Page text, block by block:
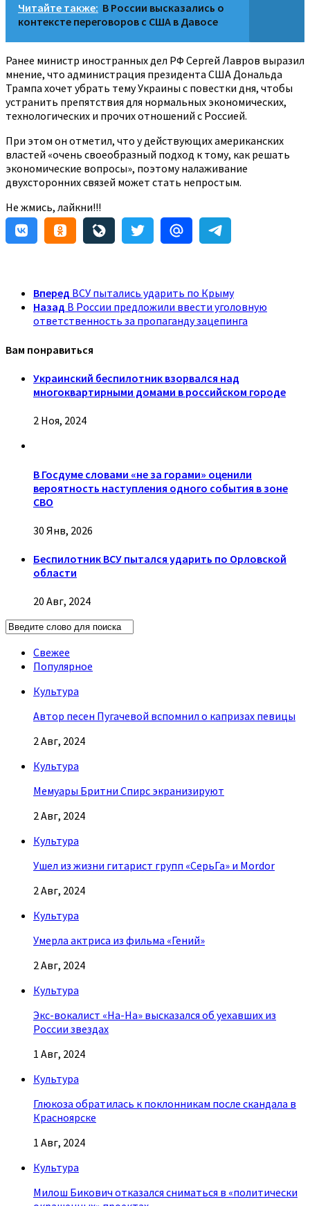
Читайте также: В России высказались о
контексте переговоров с США в Давосе
Ранее министр иностранных дел РФ Сергей Лавров выразил
мнение, что администрация президента США Дональда
Трампа хочет убрать тему Украины с повестки дня, чтобы
устранить препятствия для нормальных экономических,
технологических и прочих отношений с Россией.
При этом он отметил, что у действующих американских
властей «очень своеобразный подход к тому, как решать
экономические вопросы», поэтому налаживание
двухсторонних связей может стать непростым.
Не жмись, лайкни!!!
Вперед ВСУ пытались ударить по Крыму
Назад В России предложили ввести уголовную
ответственность за пропаганду зацепинга
Вам понравиться
Украинский беспилотник взорвался над
многоквартирными домами в российском городе
2 Ноя, 2024
В Госдуме словами «не за горами» оценили
вероятность наступления одного события в зоне
СВО
30 Янв, 2026
Беспилотник ВСУ пытался ударить по Орловской
области
20 Авг, 2024
Свежее
Популярное
Культура
Автор песен Пугачевой вспомнил о капризах певицы
2 Авг, 2024
Культура
Мемуары Бритни Спирс экранизируют
2 Авг, 2024
Культура
Ушел из жизни гитарист групп «СерьГа» и Mordor
2 Авг, 2024
Культура
Умерла актриса из фильма «Гений»
2 Авг, 2024
Культура
Экс-вокалист «На-На» высказался об уехавших из
России звездах
1 Авг, 2024
Культура
Глюкоза обратилась к поклонникам после скандала в
Красноярске
1 Авг, 2024
Культура
Милош Бикович отказался сниматься в «политически